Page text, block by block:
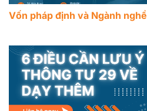
Vốn pháp định và Ngành